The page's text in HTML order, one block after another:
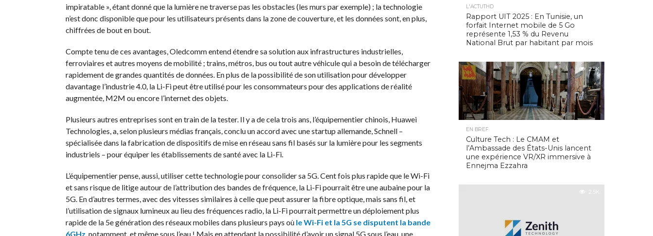
impiratable», étant donné que la lumière ne traverse pas les obstacles (les murs par exemple) ; la technologie
n’est donc disponible que pour les utilisateurs présents dans la zone de couverture, et les données sont, en plus,
chiffrées de bout en bout.
Compte tenu de ces avantages,Oledcommentend étendre sa solution aux infrastructures industrielles,
ferroviaires et autres moyens de mobilité ; trains, métros, bus ou tout autre véhicule qui a besoin de télécharger
rapidement de grandes quantités de données.En plus de la possibilité de son utilisation pour développer
davantage l’industrie 4.0, la Li-Fipeut être utilisé pour les consommateurs pour des applications de réalité
augmentée, M2M ou encore l’internet des objets.
Plusieurs autres entreprises sont en train de la tester.Il y a de cela trois ans, l’équipementier chinois, Huawei
Technologies, a, selon plusieurs médias français, conclu un accord avec unestartup allemande,Schnell –
spécialisée dans la fabrication de dispositifs de mise en réseau sans fil basés sur la lumière pour les segments
industriels – pour équiper les établissements de santé avec la Li-Fi.
L’équipementier pense, aussi, utiliser cette technologie pour consolider sa 5G.Cent fois plus rapideque le Wi-Fi
et sans risque de litige autour de l’attribution des bandes de fréquence, la Li-Fipourrait être une aubaine pour la
5G.En d’autres termes, avec des vitesses similaires à celle que peut assurer la fibre optique, mais sans fil, et
l’utilisation de signaux lumineux au lieu des fréquences radio, la Li-Fipourrait permettre un déploiement plus
rapide de la 5e génération des réseaux mobiles dans plusieurs pays où le Wi-Fi et la 5G se disputent la bande
6GHz, notamment, et même sous l’eau ! Mais en attendant la possibilité d’avoir un signal 5Gsous l’eau, une
L'ACTUTHD
Rapport UIT 2025 : En Tunisie, un
forfait Internet mobile de 5 Go
représente 1,53 % du Revenu
National Brut par habitant par mois
2.5K
EN BREF
Culture Tech : Le CMAM et
l’Ambassade des États-Unis lancent
une expérience VR/XR immersive à
Ennejma Ezzahra
2.5K